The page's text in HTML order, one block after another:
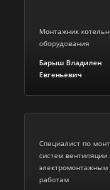
Монтажник
оборудования
Барыш Владилен
Евгеньевич
Специалист по
систем вентиляции
электромонтажным
работам